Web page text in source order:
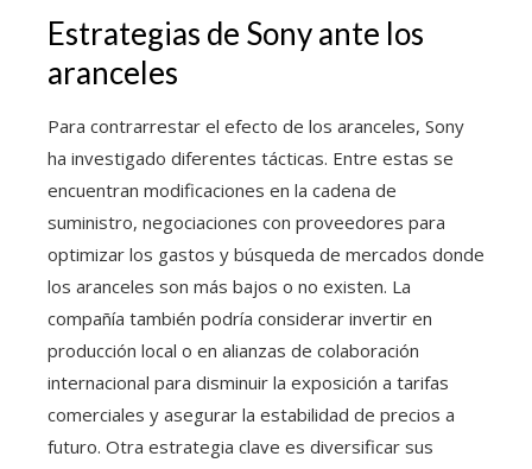
Estrategias de Sony ante los
aranceles
Para contrarrestar el efecto de los aranceles, Sony
ha investigado diferentes tácticas. Entre estas se
encuentran modificaciones en la cadena de
suministro, negociaciones con proveedores para
optimizar los gastos y búsqueda de mercados donde
los aranceles son más bajos o no existen. La
compañía también podría considerar invertir en
producción local o en alianzas de colaboración
internacional para disminuir la exposición a tarifas
comerciales y asegurar la estabilidad de precios a
futuro. Otra estrategia clave es diversificar sus